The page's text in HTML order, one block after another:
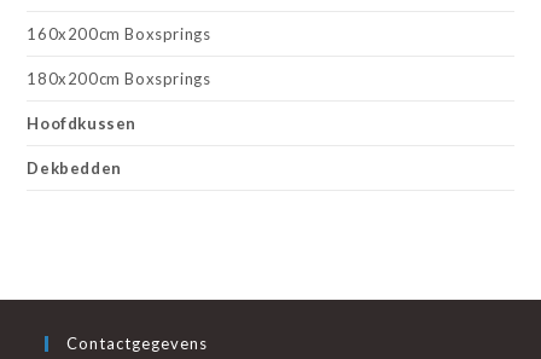
160x200cm Boxsprings
180x200cm Boxsprings
Hoofdkussen
Dekbedden
Contactgegevens